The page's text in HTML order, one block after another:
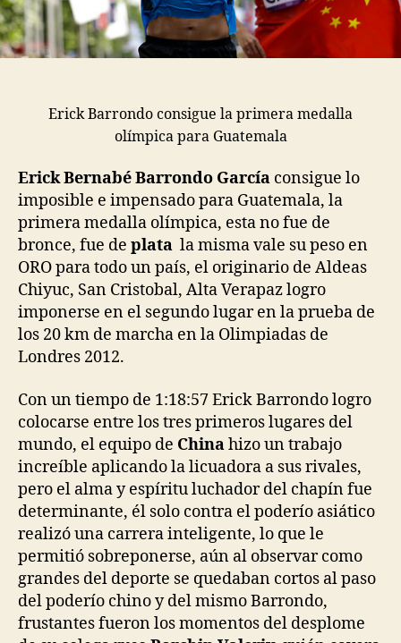
Erick Barrondo consigue la primera medalla
olímpica para Guatemala
Erick Bernabé Barrondo García consigue lo
imposible e impensado para Guatemala, la
primera medalla olímpica, esta no fue de
bronce, fue de plata la misma vale su peso en
ORO para todo un país, el originario de Aldeas
Chiyuc, San Cristobal, Alta Verapaz logro
imponerse en el segundo lugar en la prueba de
los 20 km de marcha en la Olimpiadas de
Londres 2012.
Con un tiempo de 1:18:57 Erick Barrondo logro
colocarse entre los tres primeros lugares del
mundo, el equipo de Chinahizo un trabajo
increíble aplicando la licuadora a sus rivales,
pero el alma y espíritu luchador del chapín fue
determinante, él solo contra el poderío asiático
realizó una carrera inteligente, lo que le
permitió sobreponerse, aún al observar como
grandes del deporte se quedaban cortos al paso
del poderío chino y del mismo Barrondo,
frustantes fueron los momentos del desplome